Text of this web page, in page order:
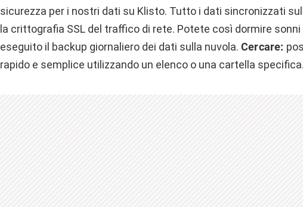
sicurezza per i nostri dati su Klisto. Tutto i dati sincronizzati
la crittografia SSL del traffico di rete. Potete così dormire
eseguito il backup giornaliero dei dati sulla nuvola. Cercare:
rapido e semplice utilizzando un elenco o una cartella